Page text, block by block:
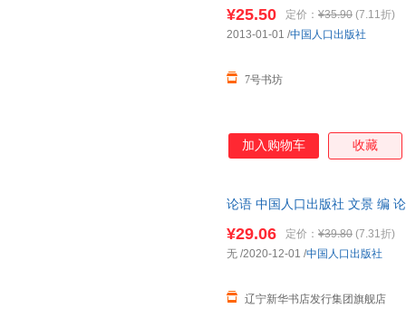
¥25.50 定价： ¥35.90 (7.11折)
7号书坊
2013-01-01 /中国人口出版社
加入购物车 收藏
论语 中国人口出版社 文景 编
¥29.06 定价： ¥39.80 (7.31折)
辽宁新华书店发行集团旗舰店
无 /2020-12-01 /中国人口出版社